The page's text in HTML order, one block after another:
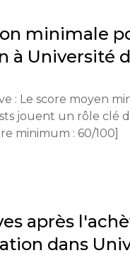
: Les
sont de 50
: Diplôme de
étudiants
minimale
à Université
: Le score moyen
jouent un rôle clé
minimum : 60/100]
après
dans